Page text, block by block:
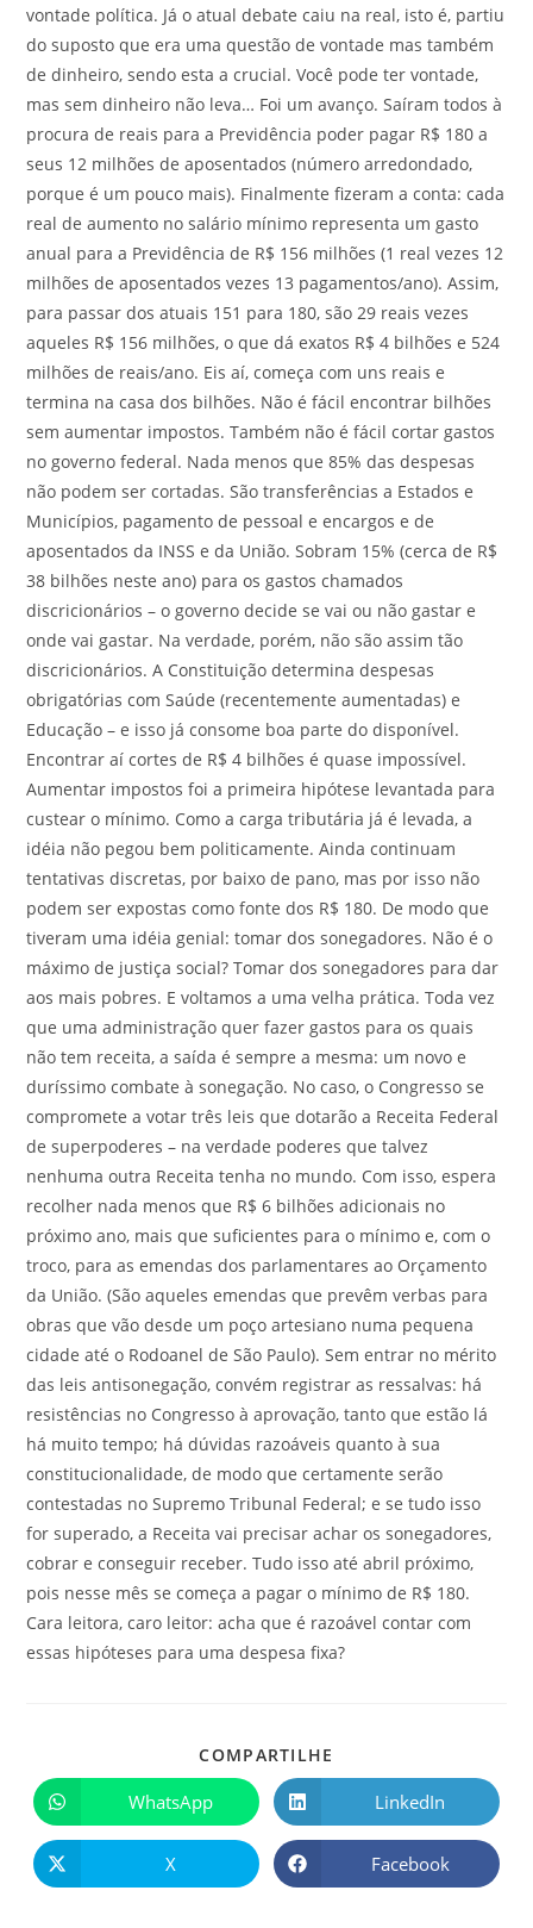
vontade política. Já o atual debate caiu na real, isto é, partiu
do suposto que era uma questão de vontade mas também
de dinheiro, sendo esta a crucial. Você pode ter vontade,
mas sem dinheiro não leva… Foi um avanço. Saíram todos à
procura de reais para a Previdência poder pagar R$ 180 a
seus 12 milhões de aposentados (número arredondado,
porque é um pouco mais). Finalmente fizeram a conta: cada
real de aumento no salário mínimo representa um gasto
anual para a Previdência de R$ 156 milhões (1 real vezes 12
milhões de aposentados vezes 13 pagamentos/ano). Assim,
para passar dos atuais 151 para 180, são 29 reais vezes
aqueles R$ 156 milhões, o que dá exatos R$ 4 bilhões e 524
milhões de reais/ano. Eis aí, começa com uns reais e
termina na casa dos bilhões. Não é fácil encontrar bilhões
sem aumentar impostos. Também não é fácil cortar gastos
no governo federal. Nada menos que 85% das despesas
não podem ser cortadas. São transferências a Estados e
Municípios, pagamento de pessoal e encargos e de
aposentados da INSS e da União. Sobram 15% (cerca de R$
38 bilhões neste ano) para os gastos chamados
discricionários – o governo decide se vai ou não gastar e
onde vai gastar. Na verdade, porém, não são assim tão
discricionários. A Constituição determina despesas
obrigatórias com Saúde (recentemente aumentadas) e
Educação – e isso já consome boa parte do disponível.
Encontrar aí cortes de R$ 4 bilhões é quase impossível.
Aumentar impostos foi a primeira hipótese levantada para
custear o mínimo. Como a carga tributária já é levada, a
idéia não pegou bem politicamente. Ainda continuam
tentativas discretas, por baixo de pano, mas por isso não
podem ser expostas como fonte dos R$ 180. De modo que
tiveram uma idéia genial: tomar dos sonegadores. Não é o
máximo de justiça social? Tomar dos sonegadores para dar
aos mais pobres. E voltamos a uma velha prática. Toda vez
que uma administração quer fazer gastos para os quais
não tem receita, a saída é sempre a mesma: um novo e
duríssimo combate à sonegação. No caso, o Congresso se
compromete a votar três leis que dotarão a Receita Federal
de superpoderes – na verdade poderes que talvez
nenhuma outra Receita tenha no mundo. Com isso, espera
recolher nada menos que R$ 6 bilhões adicionais no
próximo ano, mais que suficientes para o mínimo e, com o
troco, para as emendas dos parlamentares ao Orçamento
da União. (São aqueles emendas que prevêm verbas para
obras que vão desde um poço artesiano numa pequena
cidade até o Rodoanel de São Paulo). Sem entrar no mérito
das leis antisonegação, convém registrar as ressalvas: há
resistências no Congresso à aprovação, tanto que estão lá
há muito tempo; há dúvidas razoáveis quanto à sua
constitucionalidade, de modo que certamente serão
contestadas no Supremo Tribunal Federal; e se tudo isso
for superado, a Receita vai precisar achar os sonegadores,
cobrar e conseguir receber. Tudo isso até abril próximo,
pois nesse mês se começa a pagar o mínimo de R$ 180.
Cara leitora, caro leitor: acha que é razoável contar com
essas hipóteses para uma despesa fixa?
COMPARTILHE
WhatsApp LinkedIn
X Facebook